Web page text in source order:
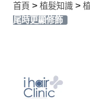
首頁 > 植髮知識 >
尾時更顯修飾